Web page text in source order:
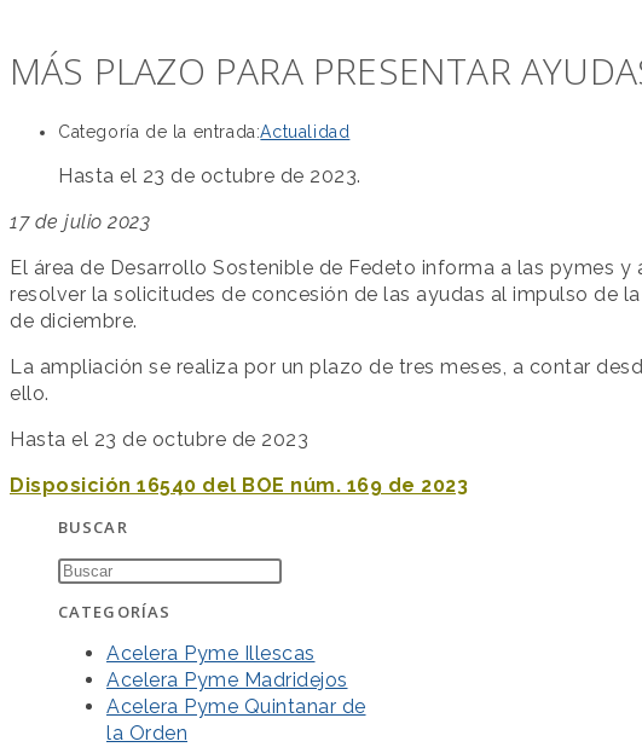
MÁS PLAZO PARA PRESENTAR
Categoría de la entrada:Actualidad
Hasta el 23 de octubre de 2023.
17 de julio 2023
El área de Desarrollo Sostenible de Fedeto informa a las pymes
resolver la solicitudes de concesión de las ayudas al impulso de
de diciembre.
La ampliación se realiza por un plazo de tres meses, a contar
ello.
Hasta el 23 de octubre de 2023
Disposición 16540 del BOE núm. 169 de 2023
BUSCAR
CATEGORÍAS
Acelera Pyme Illescas
Acelera Pyme Madridejos
Acelera Pyme Quintanar de
la Orden